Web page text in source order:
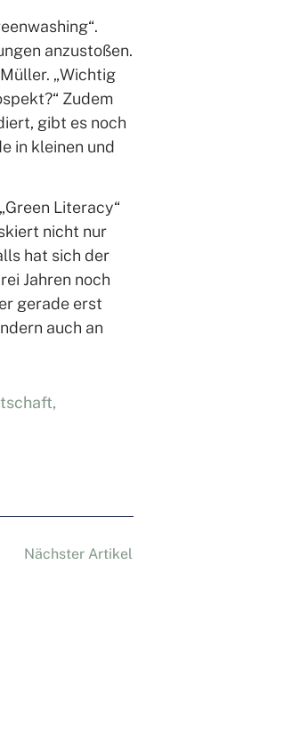
anzustoßen.
„Wichtig
Zudem
gibt es noch
in kleinen und
Literacy“
nicht nur
hat sich der
Jahren noch
gerade erst
auch an
,
Nächster Artikel